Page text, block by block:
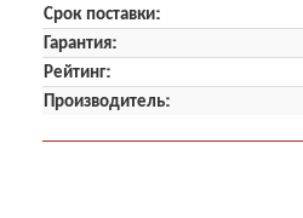
Срок поставки:
Гарантия:
Рейтинг:
Производитель: